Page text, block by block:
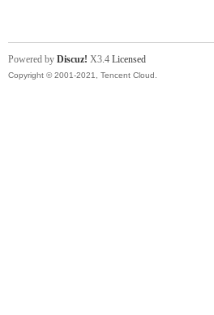
Powered by Discuz! X3.4 Licensed
Copyright © 2001-2021, Tencent Cloud.